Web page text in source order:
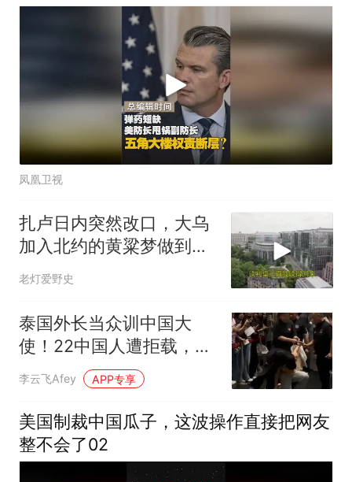
凤凰卫视
扎卢日内突然改口，大乌
加入北约的黄粱梦做到头
了？
老灯爱野史
泰国外长当众训中国大
使！22中国人遭拒载，护
自己公民有错吗？
李云飞Afey APP专享
美国制裁中国瓜子，这波操作直接把网友
整不会了02